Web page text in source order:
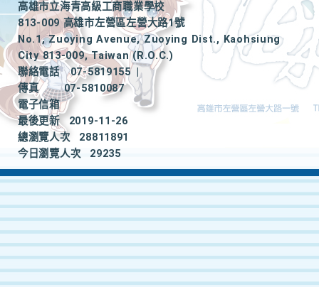
高雄市立海青高級工商職業學校
813-009 高雄市左營區左營大路1號
No.1, Zuoying Avenue, Zuoying Dist., Kaohsiung
City 813-009, Taiwan (R.O.C.)
聯絡電話
07-5819155
|
傳真
07-5810087
電子信箱
最後更新
2019-11-26
總瀏覽人次
28811891
今日瀏覽人次
29235